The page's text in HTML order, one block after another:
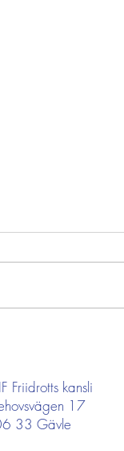
Friidrotts kansli
17
33 Gävle